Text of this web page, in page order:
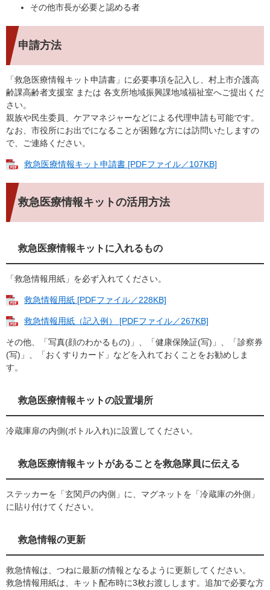
その他市長が必要と認める者
申請方法
「救急医療情報キット申請書」に必要事項を記入し、村上市介護高
齢課高齢者支援室 または 各支所地域振興課地域福祉室へご提出くだ
さい。
親族や民生委員、ケアマネジャーなどによる代理申請も可能です。
なお、市役所にお出でになることが困難な方には訪問いたしますの
で、ご連絡ください。
救急医療情報キット申請書 [PDFファイル／107KB]
救急医療情報キットの活用方法
救急医療情報キットに入れるもの
「救急情報用紙」を必ず入れてください。
救急情報用紙 [PDFファイル／228KB]
救急情報用紙（記入例） [PDFファイル／267KB]
その他、「写真(顔のわかるもの)」、「健康保険証(写)」、「診察券
(写)」、「おくすりカード」などを入れておくことをお勧めしま
す。
救急医療情報キットの設置場所
冷蔵庫扉の内側(ボトル入れ)に設置してください。
救急医療情報キットがあることを救急隊員に伝える
ステッカーを「玄関戸の内側」に、マグネットを「冷蔵庫の外側」
に貼り付けてください。
救急情報の更新
救急情報は、つねに最新の情報となるように更新してください。
救急情報用紙は、キット配布時に3枚お渡しします。追加で必要な方